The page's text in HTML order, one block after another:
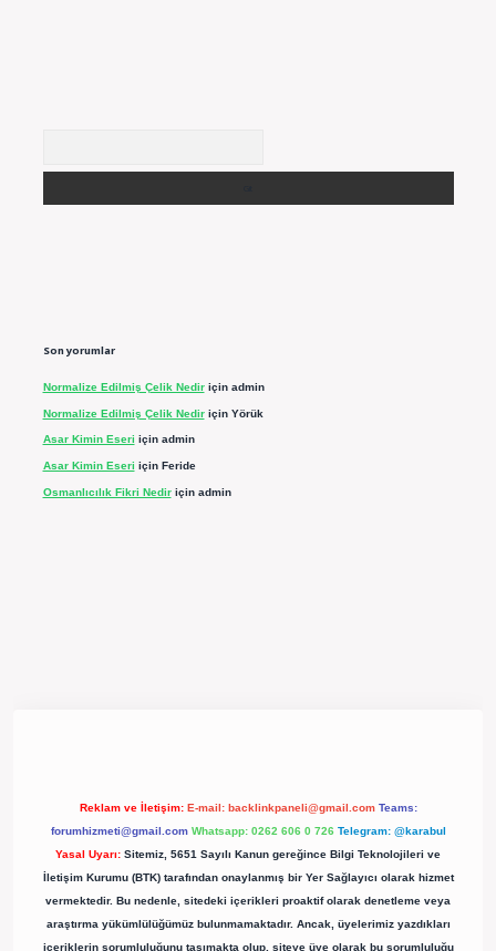
Son yorumlar
Normalize Edilmiş Çelik Nediriçin admin
Normalize Edilmiş Çelik Nediriçin Yörük
Asar Kimin Eseri için admin
Asar Kimin Eseri için Feride
Osmanlıcılık Fikri Nediriçin admin
Reklam ve İletişim: E-mail: backlinkpaneli@gmail.com Teams:
forumhizmeti@gmail.com Whatsapp: 0262 606 0 726 Telegram: @karabul
Yasal Uyarı: Sitemiz, 5651 Sayılı Kanun gereğince Bilgi Teknolojileri ve
İletişim Kurumu (BTK) tarafından onaylanmış bir Yer Sağlayıcı olarak hizmet
vermektedir. Bu nedenle, sitedeki içerikleri proaktif olarak denetleme veya
araştırma yükümlülüğümüz bulunmamaktadır. Ancak, üyelerimiz yazdıkları
içeriklerin sorumluluğunu taşımakta olup, siteye üye olarak bu sorumluluğu